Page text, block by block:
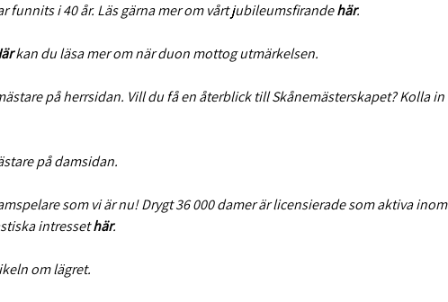
funnits i 40 år. Läs gärna mer om vårt jubileumsfirandehär.
kan du läsa mer om när duon mottog utmärkelsen.
på herrsidan. Vill du få en återblick till Skånemästerskapet? Kolla in
på damsidan.
som vi är nu! Drygt 36 000 damer är licensierade som aktiva inom
intressethär.
om lägret.